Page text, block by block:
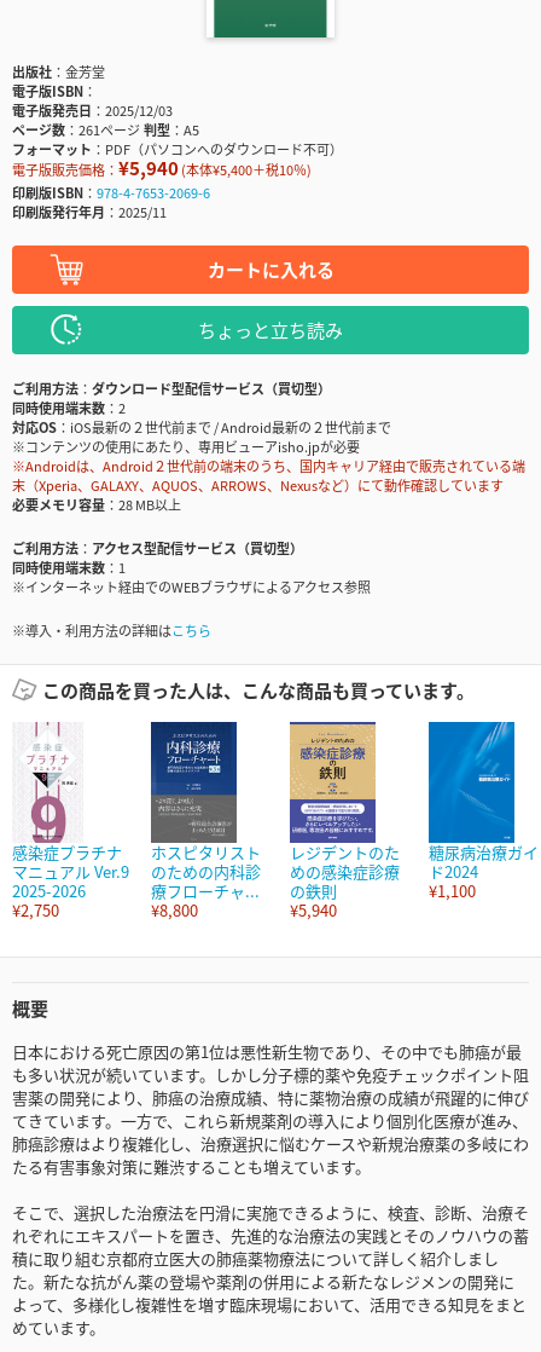
出版社
金芳堂
電子版ISBN
電子版発売日
2025/12/03
ページ数
261ページ判型
A5
フォーマット
PDF（パソコンへのダウンロード不可）
電子版販売価格： ¥5,940(本体¥5,400＋税10％)
印刷版ISBN
978-4-7653-2069-6
印刷版発行年月
2025/11
カートに入れる
ちょっと立ち読み
ご利用方法
ダウンロード型配信サービス（買切型）
同時使用端末数
2
対応OS
iOS最新の２世代前まで / Android最新の２世代前まで
※コンテンツの使用にあたり、専用ビューアisho.jpが必要
※Androidは、Android２世代前の端末のうち、国内キャリア経由で販売されている端
末（Xperia、GALAXY、AQUOS、ARROWS、Nexusなど）にて動作確認しています
必要メモリ容量
28 MB以上
ご利用方法
アクセス型配信サービス（買切型）
同時使用端末数
1
※インターネット経由でのWEBブラウザによるアクセス参照
※導入・利用方法の詳細はこちら
この商品を買った人は、こんな商品も買っています。
感染症プラチナ
マニュアル Ver.9
2025-2026
¥2,750
ホスピタリスト
のための内科診
療フローチャ...
¥8,800
レジデントのた
めの感染症診療
の鉄則
¥5,940
糖尿病治療ガイ
ド2024
¥1,100
概要
日本における死亡原因の第1位は悪性新生物であり、その中でも肺癌が最
も多い状況が続いています。しかし分子標的薬や免疫チェックポイント阻
害薬の開発により、肺癌の治療成績、特に薬物治療の成績が飛躍的に伸び
てきています。一方で、これら新規薬剤の導入により個別化医療が進み、
肺癌診療はより複雑化し、治療選択に悩むケースや新規治療薬の多岐にわ
たる有害事象対策に難渋することも増えています。
そこで、選択した治療法を円滑に実施できるように、検査、診断、治療そ
れぞれにエキスパートを置き、先進的な治療法の実践とそのノウハウの蓄
積に取り組む京都府立医大の肺癌薬物療法について詳しく紹介しまし
た。新たな抗がん薬の登場や薬剤の併用による新たなレジメンの開発に
よって、多様化し複雑性を増す臨床現場において、活用できる知見をまと
めています。